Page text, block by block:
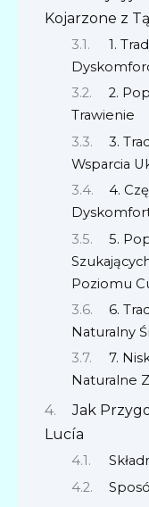
Kojarzone z
1.
2.
Trawienie
3.
Wsparcia
4.
5.
Poziomu
6.
Naturalny
7.
Naturalne
Jak
Lucía